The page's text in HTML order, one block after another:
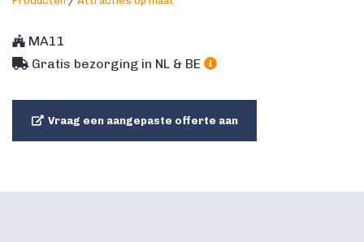
MA11
Gratis bezorging in NL & BE
Vraag een aangepaste offerte aan